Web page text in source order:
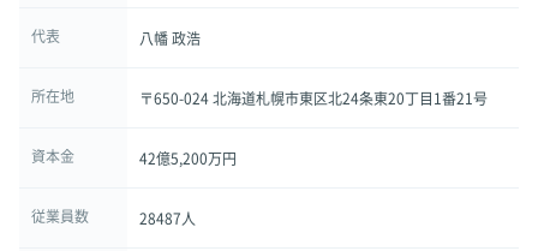
代表 八幡 政浩
所在地 〒650-024 北海道札幌市東区北24条東20丁目1番21号
資本金 42億5,200万円
従業員数 28487人